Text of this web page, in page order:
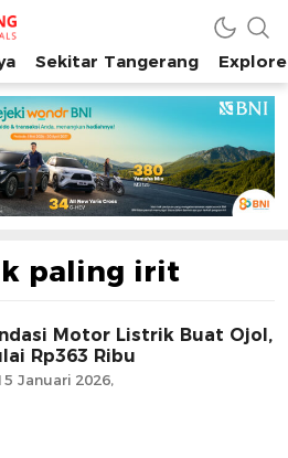
Tangerang Raya
Sekitar Tangerang
paling irit
Motor Listrik Buat Ojol,
Rp363 Ribu
Januari 2026,